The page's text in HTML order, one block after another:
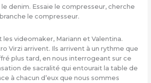
denim. Essaie le compresseur, cherche
le compresseur.
les videomaker, Mariann et Valentina.
Virzi arrivent. Ils arrivent à un rythme que
plus tard, en nous interrogeant sur ce
de sacralité qui entourait la table de
à chacun d’eux que nous sommes